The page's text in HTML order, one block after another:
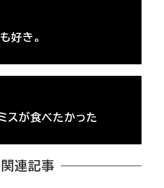
好き。
ミスが食べたかった
関連記事